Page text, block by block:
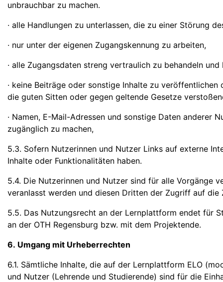
unbrauchbar zu machen.
· alle Handlungen zu unterlassen, die zu einer Störung
· nur unter der eigenen Zugangskennung zu arbeiten,
· alle Zugangsdaten streng vertraulich zu behandeln
· keine Beiträge oder sonstige Inhalte zu
die guten Sitten oder gegen geltende Gesetze
· Namen, E-Mail-Adressen und sonstige Daten
zugänglich zu machen,
5.3. Sofern Nutzerinnen und Nutzer Links auf externe
Inhalte oder Funktionalitäten haben.
5.4. Die Nutzerinnen und Nutzer sind für alle Vorgänge
veranlasst werden und diesen Dritten der Zugriff auf
5.5. Das Nutzungsrecht an der Lernplattform endet für
an der OTH Regensburg bzw. mit dem Projektende.
6. Umgang mit Urheberrechten
6.1. Sämtliche Inhalte, die auf der Lernplattform ELO
und Nutzer (Lehrende und Studierende) sind für die